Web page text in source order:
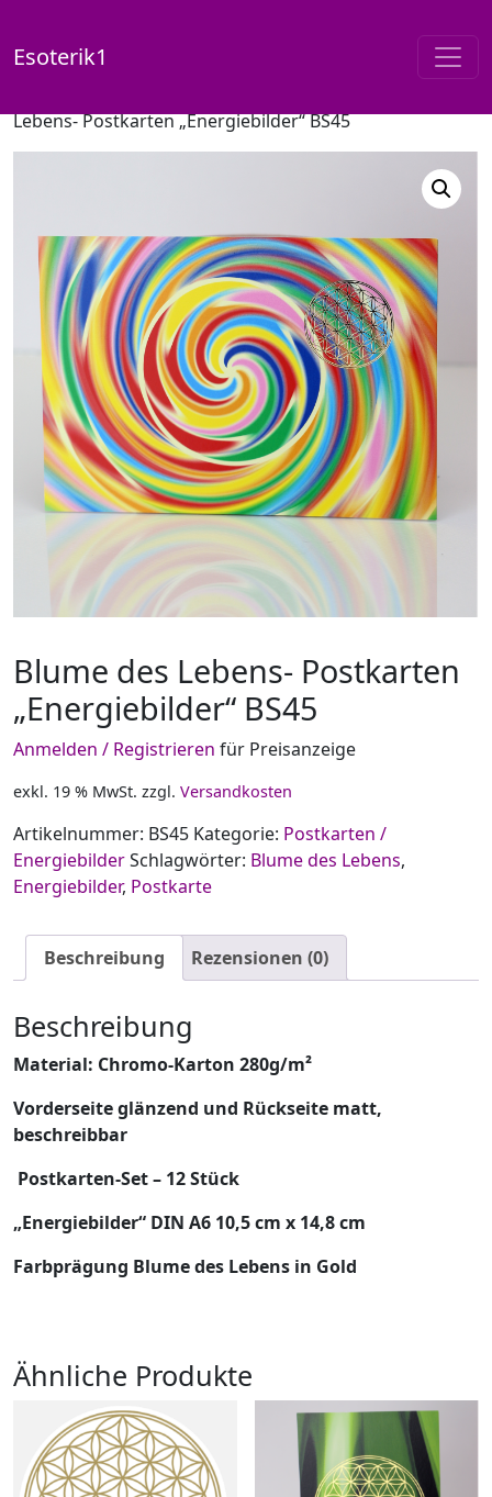
Esoterik1
Lebens- Postkarten „Energiebilder“ BS45
Blume des Lebens- Postkarten
„Energiebilder“ BS45
Anmelden / Registrieren für Preisanzeige
exkl. 19 % MwSt. zzgl. Versandkosten
Artikelnummer: BS45 Kategorie: Postkarten /
EnergiebilderSchlagwörter: Blume des Lebens,
Energiebilder, Postkarte
Beschreibung Rezensionen (0)
Beschreibung
Material: Chromo-Karton 280g/m²
Vorderseite glänzend und Rückseite matt,
beschreibbar
Postkarten-Set – 12 Stück
„Energiebilder“ DIN A6 10,5 cm x 14,8 cm
Farbprägung Blume des Lebens in Gold
Ähnliche Produkte